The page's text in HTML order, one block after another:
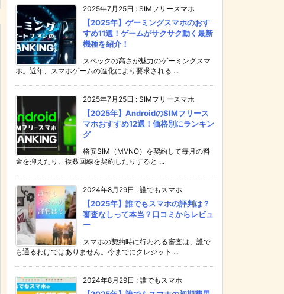
2025年7月25日 : SIMフリースマホ
【2025年】ゲーミングスマホのおす
すめ11選！ゲームがサクサク動く最新
機種を紹介！
スペックの高さが魅力のゲーミングスマ
ホ。近年、スマホゲームの進化により要求される ...
2025年7月25日 : SIMフリースマホ
【2025年】AndroidのSIMフリース
マホおすすめ12選！価格別にランキン
グ
格安SIM（MVNO）を契約して毎月の料
金を抑えたり、複数回線を契約したりすると ...
2024年8月29日 : 誰でもスマホ
【2025年】誰でもスマホの評判は？
審査なしって本当？口コミからレビュ
ー
スマホの契約時に行われる審査は、誰で
も通るわけではありません。今までにクレジット ...
2024年8月29日 : 誰でもスマホ